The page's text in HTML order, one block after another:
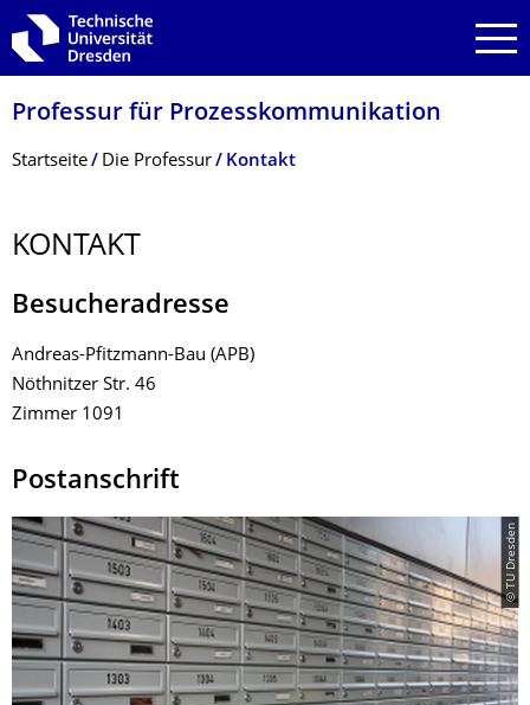
Zur Hauptnavigation springen
Zur Suche springen
Zum Inhalt springen
Professur für Prozess­kommunikation
Breadcrumb-Menü
Startseite Die Professur Kontakt
KONTAKT
Besucheradresse
Andreas-Pfitzmann-Bau (APB)
Nöthnitzer Str. 46
Zimmer 1091
Postanschrift
© TU Dresden